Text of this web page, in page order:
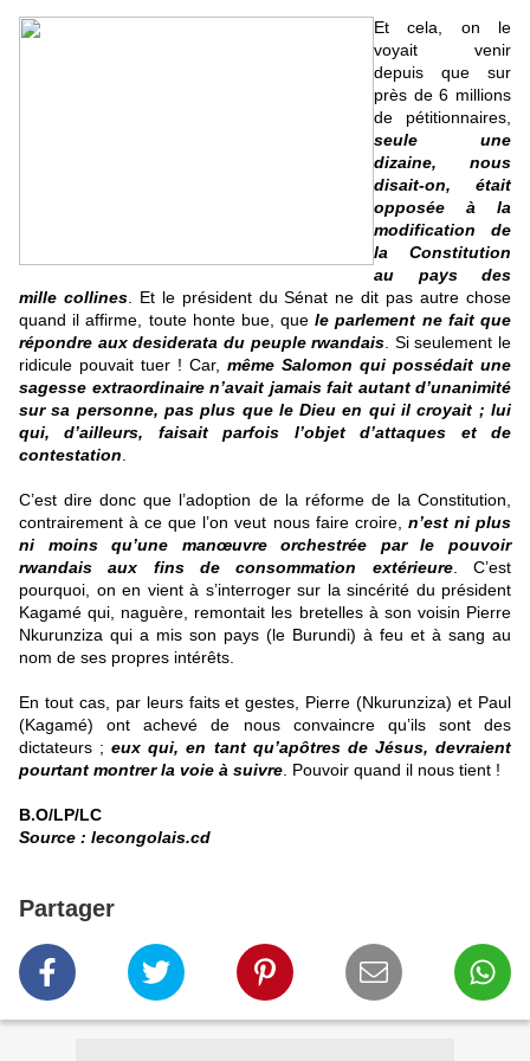
Et cela, on le
voyait venir
depuis que sur
près de 6 millions
de pétitionnaires,
seule une
dizaine, nous
disait-on, était
opposée à la
modification de
la Constitution
au pays des
mille collines. Et le président du Sénat ne dit pas autre chose
quand il affirme, toute honte bue, quele parlement ne fait que
répondre aux desiderata du peuple rwandais . Si seulement le
ridicule pouvait tuer ! Car, même Salomon qui possédait une
sagesse extraordinaire n’avait jamais fait autant d’unanimité
sur sa personne, pas plus que le Dieu en qui il croyait ; lui
qui, d’ailleurs, faisait parfois l’objet d’attaques et de
contestation
C’est dire donc que l’adoption de la réforme de la Constitution,
contrairement à ce que l’on veut nous faire croire, n’est ni plus
ni moins qu’une manœuvre orchestrée par le pouvoir
rwandais aux fins de consommation extérieure. C’est
pourquoi, on en vient à s’interroger sur la sincérité du président
Kagamé qui, naguère, remontait les bretelles à son voisin Pierre
Nkurunziza qui a mis son pays (le Burundi) à feu et à sang au
nom de ses propres intérêts.
En tout cas, par leurs faits et gestes, Pierre (Nkurunziza) et Paul
(Kagamé) ont achevé de nous convaincre qu’ils sont des
dictateurs ;eux qui, en tant qu’apôtres de Jésus, devraient
pourtant montrer la voie à suivre . Pouvoir quand il nous tient !
B.O/LP/LC
Source : lecongolais.cd
Partager